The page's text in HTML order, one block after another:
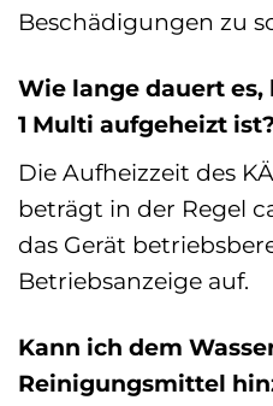
Beschädigungen zu
Wie lange dauert es,
1 Multi aufgeheizt
Die Aufheizzeit des
beträgt in der Regel
das Gerät
Betriebsanzeige auf.
Kann ich dem
Reinigungsmittel